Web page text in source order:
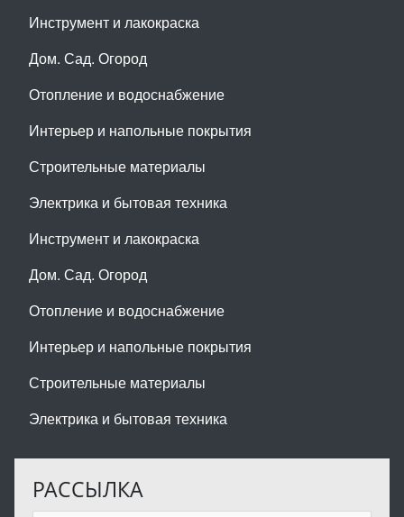
Инструмент и лакокраска
Дом. Сад. Огород
Отопление и водоснабжение
Интерьер и напольные покрытия
Строительные материалы
Электрика и бытовая техника
Инструмент и лакокраска
Дом. Сад. Огород
Отопление и водоснабжение
Интерьер и напольные покрытия
Строительные материалы
Электрика и бытовая техника
РАССЫЛКА